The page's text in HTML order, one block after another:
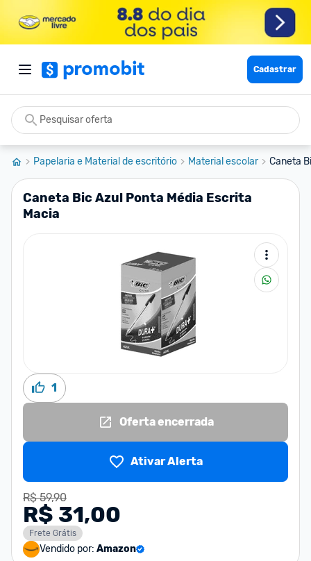
Cadastrar
Papelaria e Material de escritório Material escolar Caneta
Caneta Bic Azul Ponta Média Escrita
Macia
1
Oferta encerrada
Ativar Alerta
R$ 59,90
R$ 31,00
Frete Grátis
Vendido por: Amazon